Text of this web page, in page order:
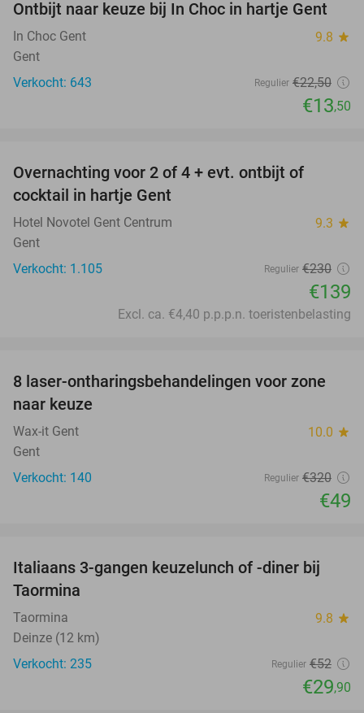
40%
Ontbijt naar keuze bij In Choc in hartje Gent
In Choc Gent 9.8 star
Gent
Verkocht: 643
Regulier €22,50
€13,50
Overnachting voor 2 of 4 + evt. ontbijt of
cocktail in hartje Gent
Hotel Novotel Gent Centrum 9.3 star
Gent
Verkocht: 1.105
Regulier €230
€139
Excl. ca. €4,40 p.p.p.n. toeristenbelasting
85%
8 laser-ontharingsbehandelingen voor zone
naar keuze
Wax-it Gent 10.0 star
Gent
Verkocht: 140
Regulier €320
€49
43%
Italiaans 3-gangen keuzelunch of -diner bij
Taormina
Taormina 9.8 star
Deinze (12 km)
Verkocht: 235
Regulier €52
€29,90